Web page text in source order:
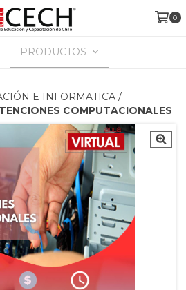
0
PRODUCTOS
E INFORMATICA /
COMPUTACIONALES